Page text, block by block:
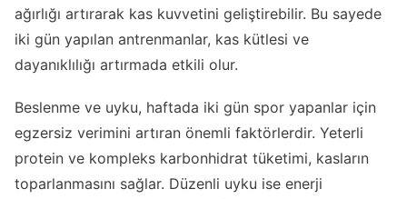
ağırlığı artırarak kas kuvvetini geliştirebilir. Bu sayede
iki gün yapılan antrenmanlar, kas kütlesi ve
dayanıklılığı artırmada etkili olur.
Beslenme ve uyku, haftada iki gün spor yapanlar için
egzersiz verimini artıran önemli faktörlerdir. Yeterli
protein ve kompleks karbonhidrat tüketimi, kasların
toparlanmasını sağlar. Düzenli uyku ise enerji